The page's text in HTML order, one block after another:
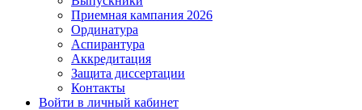
Приемная кампания 2026
Ординатура
Аспирантура
Аккредитация
Защита диссертации
Контакты
Войти в личный кабинет